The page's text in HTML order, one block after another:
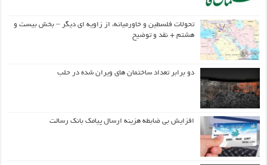
تحولات فلسطین و خاورمیانه، از زاویه ای دیگر – بخش بیست و
هشتم + نقد و توضیح
دو برابر تعداد ساختمان های ویران شده در حلب
افزایش بی ضابطه هزینه ارسال پیامک بانک رسالت